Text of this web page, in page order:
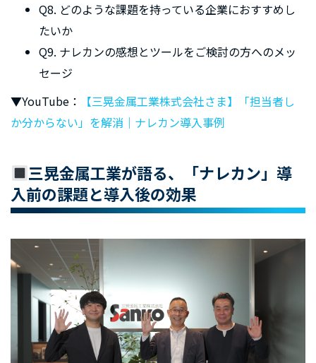
Q8. どのような課題を持っている企業におすすめし
たいか
Q9. ナレカンの感想とツールをご検討の方へのメッ
セージ
▼YouTube：
【三晃金属工業株式会社さま】「担当者し
か分からない」を解消｜ナレカン導入事例
三晃金属工業が語る、「ナレカン」導
入前の課題と導入後の効果